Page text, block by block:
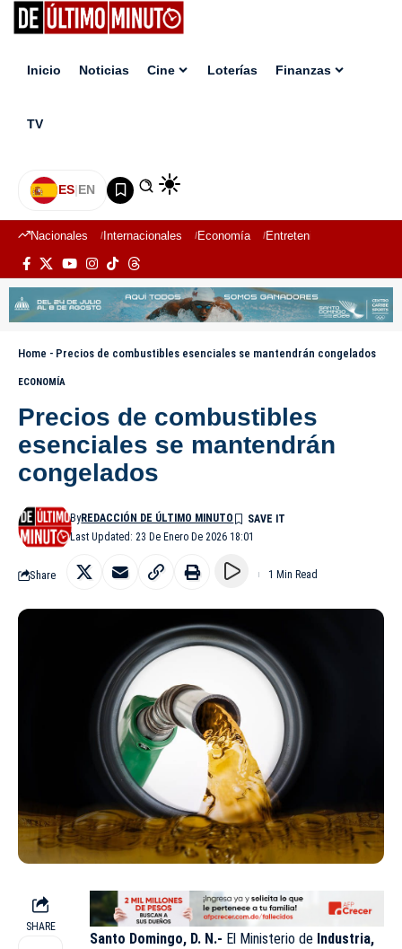
Inicio Noticias Cine Loterías Finanzas
TV
ES|EN
Nacionales Internacionales Economía Entretenimiento
Home - Precios de combustibles esenciales se mantendrán congelados
ECONOMÍA
Precios de combustibles
esenciales se mantendrán
congelados
Last Updated: 23 De Enero De 2026 18:01
ByREDACCIÓN DE ÚLTIMO MINUTO
Share 1 Min Read
SHARE
Santo Domingo, D. N.- El Ministerio de Industria,